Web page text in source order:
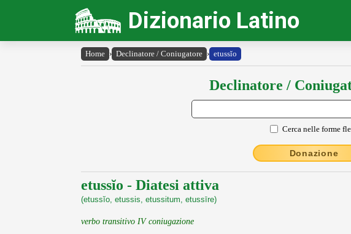
Dizionario Latino
Home › Declinatore / Coniugatore › etussĭo
Declinatore /
Cerca nelle forme
Donazione
etussĭo - Diatesi attiva
(etussĭo, etussis, etussitum, etussīre)
verbo transitivo IV coniugazione